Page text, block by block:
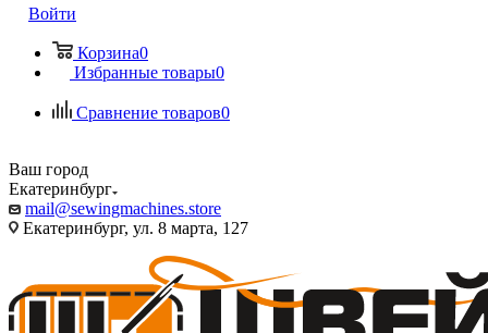
Войти
Корзина0
Избранные товары0
Сравнение товаров0
Ваш город
Екатеринбург
mail@sewingmachines.store
Екатеринбург, ул. 8 марта, 127